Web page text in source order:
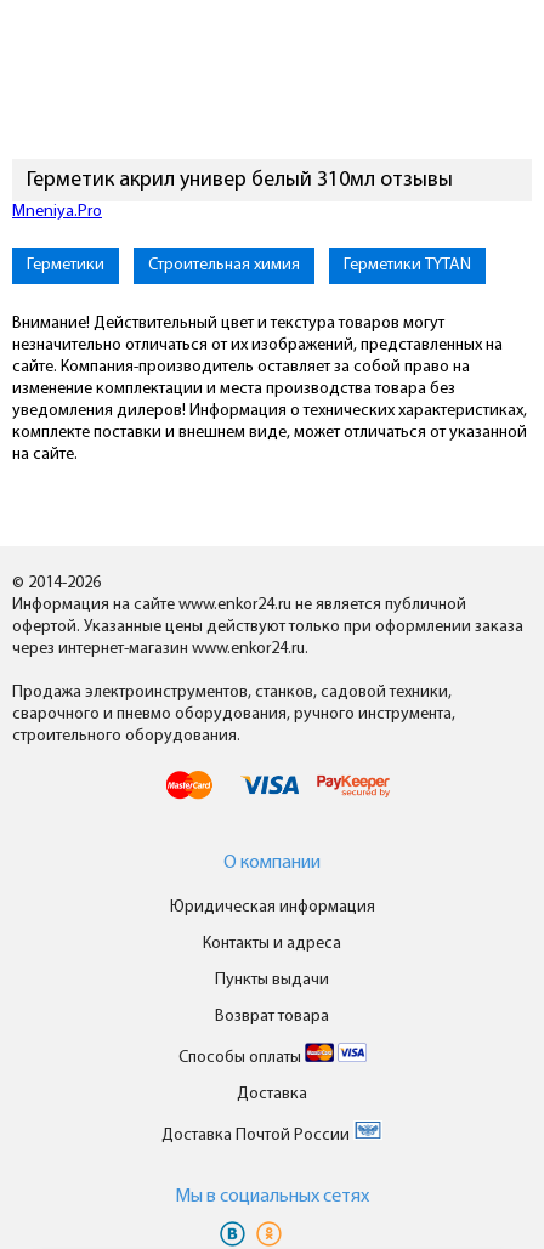
Герметик акрил универ белый 310мл отзывы
Mneniya.Pro
Герметики Строительная химия Герметики TYTAN
Внимание! Действительный цвет и текстура товаров могут
незначительно отличаться от их изображений, представленных на
сайте. Компания-производитель оставляет за собой право на
изменение комплектации и места производства товара без
уведомления дилеров! Информация о технических характеристиках,
комплекте поставки и внешнем виде, может отличаться от указанной
на сайте.
© 2014-2026
Информация на сайте www.enkor24.ru не является публичной
офертой. Указанные цены действуют только при оформлении заказа
через интернет-магазин www.enkor24.ru.
Продажа электроинструментов, станков, садовой техники,
сварочного и пневмо оборудования, ручного инструмента,
строительного оборудования.
О компании
Юридическая информация
Контакты и адреса
Пункты выдачи
Возврат товара
Способы оплаты
Доставка
Доставка Почтой России
Мы в cоциальных сетях